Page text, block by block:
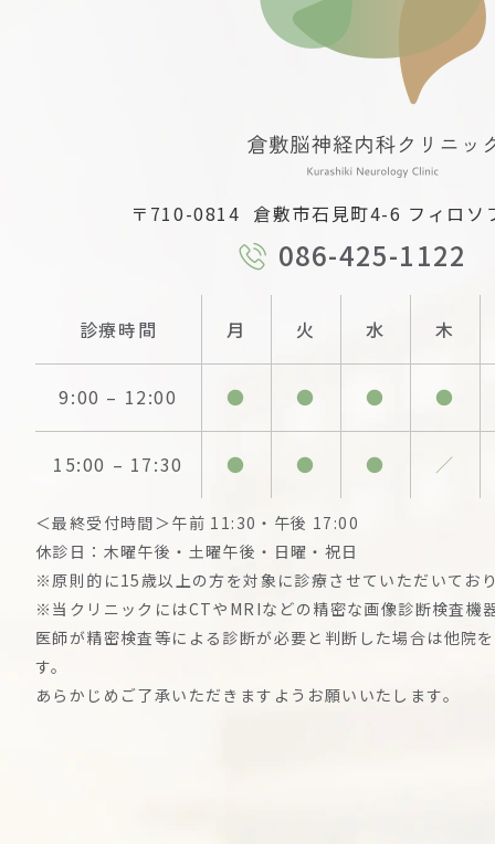
〒710-0814 倉敷市⽯⾒町4-6 フィロソ
086-425-1122
診療時間 月 火 水 木
9:00 – 12:00 ● ● ● ●
15:00 – 17:30 ● ● ● ／
＜最終受付時間＞午前 11:30・午後 17:00
休診⽇：⽊曜午後・⼟曜午後・⽇曜・祝日
※原則的に15歳以上の方を対象に診療させていただいてお
※当クリニックにはCTやMRIなどの精密な画像診断検査機
医師が精密検査等による診断が必要と判断した場合は他院
す。
あらかじめご了承いただきますようお願いいたします。